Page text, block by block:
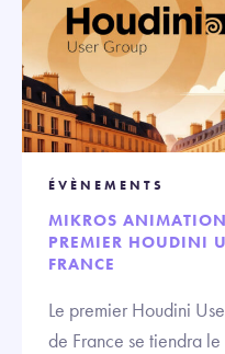
ÉVÈNEMENTS
MIKROS
PREMIER HOUDINI
FRANCE
Le premier Houdini
de France se tiendra